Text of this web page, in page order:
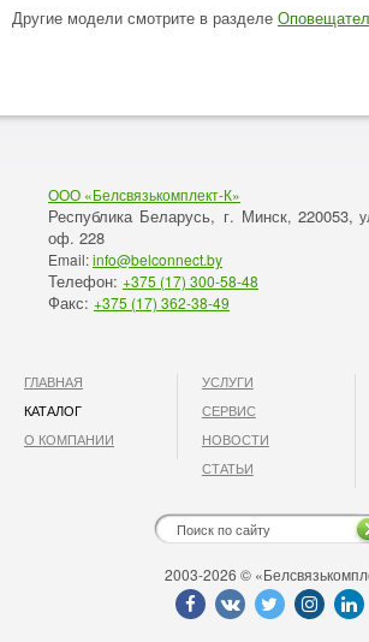
Другие модели смотрите в разделе
ООО «Белсвязькомплект-К»
Республика Беларусь, г. Минск, 220053,
оф. 228
Email:info@belconnect.by
Телефон: +375 (17) 300-58-48
Факс: +375 (17) 362-38-49
ГЛАВНАЯ
КАТАЛОГ
О КОМПАНИИ
УСЛУГИ
СЕРВИС
НОВОСТИ
СТАТЬИ
2003-2026 ©